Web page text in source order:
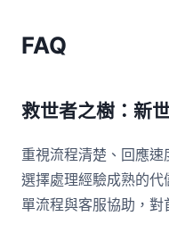
FAQ
救世者之樹：新
重視流程清楚、回應
選擇處理經驗成熟的
單流程與客服協助，對